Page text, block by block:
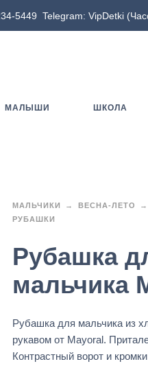
5449 Telegram: VipDetki
МАЛЫШИ ШКОЛА
МАЛЬЧИКИ
ВЕСНА-ЛЕТО
РУБАШКИ
Рубашка
мальчика
Рубашка для мальчика из
рукавом от Mayoral.
Контрастный ворот и